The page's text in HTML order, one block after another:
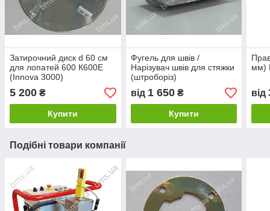
Затирочний диск d 60 см
для лопатей 600 К600Е
(Innova 3000)
5 200 ₴
Купити
Фугель для швів /
Нарізувач швів для стяжки
(штроборіз)
від 1 650₴
Купити
мм)
від
Подібні товари компанії